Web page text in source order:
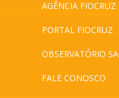
AGÊNCIA
PORTAL FIOCRUZ
OBSERVATÓRIO
FALE CONOSCO